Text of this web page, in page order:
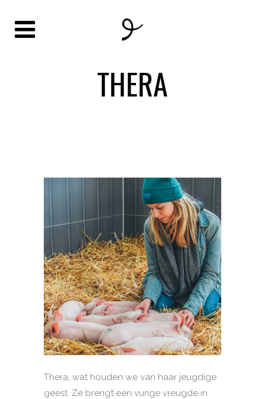
THERA
Thera, wat houden we van haar jeugdige
geest. Ze brengt een vurige vreugde in